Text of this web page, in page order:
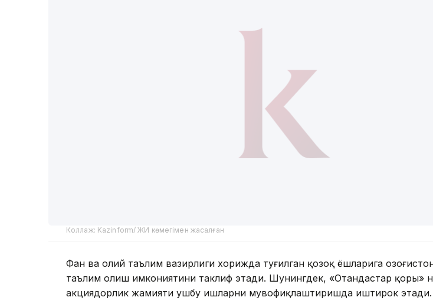
акциядорлик жамияти ушбу ишларни мувофиқлаштиришда иштирок этади.
мамлакатида камида 3,5 миллион қозоқ бор. Уларнинг 90 фоизи ўз
ватандошлардир. Жамғарма вице-президенти Алибек Журқадам илгари
маълумотларга кўра, хориждаги қозоқлар сони 7 миллионгача етиши
Фан ва олий таълим вазирлиги Kazinformнинг саволига жавобан 2012
2026 ўқув йили учун 4% квота доирасида ватандошларга ажратилган
орқали 840 қозоқ) 2019-2025 йилларда Қозоғистонда олий маълумот олди.